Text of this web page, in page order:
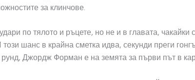
за клинчове.
по тялото и ръцете, но не и в главата, чакайки
този шанс в крайна сметка идва, секунди преги
Джордж Форман е на земята за първи път в